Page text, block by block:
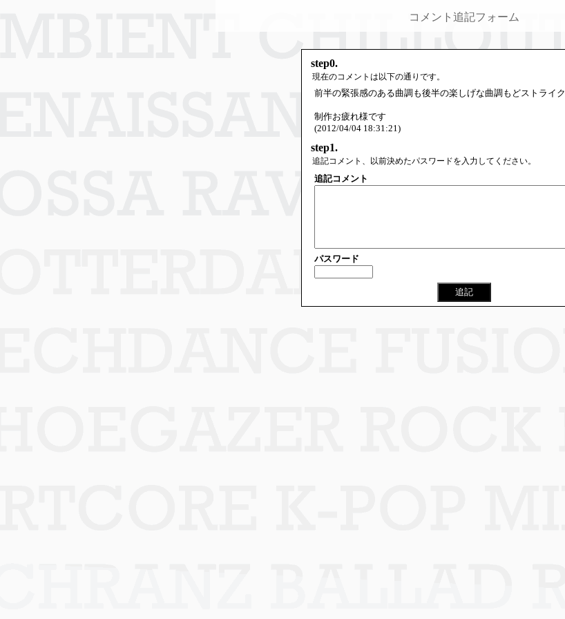
コメント追記フォーム
step0.
現在のコメントは以下の通りです。
前半の緊張感のある曲調も後半の楽しげな曲調もどストライク
制作お疲れ様です
(2012/04/04 18:31:21)
step1.
追記コメント、以前決めたパスワードを入力してください。
追記コメント
パスワード
追記